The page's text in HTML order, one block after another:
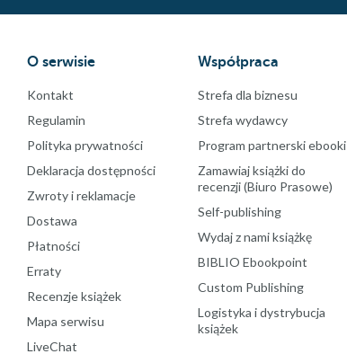
O serwisie
Kontakt
Regulamin
Polityka prywatności
Deklaracja dostępności
Zwroty i reklamacje
Dostawa
Płatności
Erraty
Recenzje książek
Mapa serwisu
LiveChat
Współpraca
Strefa dla biznesu
Strefa wydawcy
Program partnerski ebooki
Zamawiaj książki do
recenzji (Biuro Prasowe)
Self-publishing
Wydaj z nami książkę
BIBLIO Ebookpoint
Custom Publishing
Logistyka i dystrybucja
książek